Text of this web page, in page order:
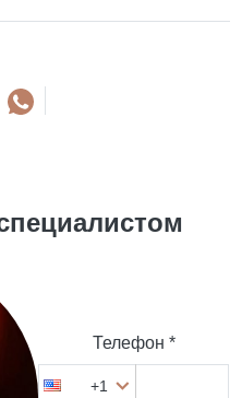
Телефон *
+1